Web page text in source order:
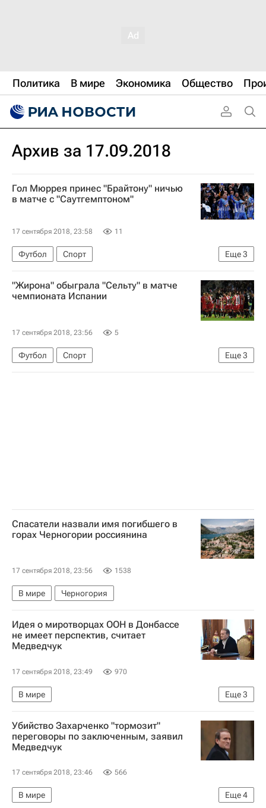
Политика В мире Экономика Общество
Архив за 17.09.2018
Гол Мюррея принес "Брайтону" ничью
в матче с "Саутгемптоном"
17 сентября 2018, 23:58 11
Еще3
Футбол
Спорт
АПЛ 2026-2027 (Чемпионат Англии по футболу)
Брайтон энд Хоув Альбион
Саутгемптон
"Жирона" обыграла "Сельту" в матче
чемпионата Испании
17 сентября 2018, 23:56 5
Еще3
Футбол
Спорт
Чемпионат Испании по футболу
Сельта
Спасатели назвали имя погибшего в
горах Черногории россиянина
17 сентября 2018, 23:56 1538
В мире Черногория
Идея о миротворцах ООН в Донбассе
не имеет перспектив, считает
Медведчук
17 сентября 2018, 23:49 970
Еще3
В мире
Призыв Украины ввести в страну миротворцев
Донбасс
Виктор Медведчук
Убийство Захарченко "тормозит"
переговоры по заключенным, заявил
Медведчук
17 сентября 2018, 23:46 566
Еще4
В мире